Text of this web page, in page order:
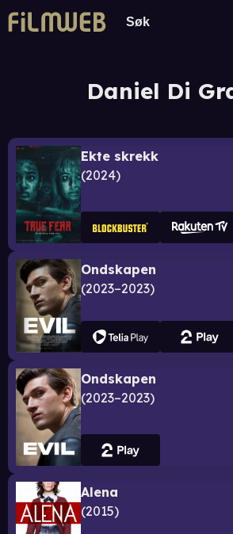
Daniel Di
Ekte skrekk
2024
Ondskapen
2023–2023
Ondskapen
2023–2023
Alena
2015